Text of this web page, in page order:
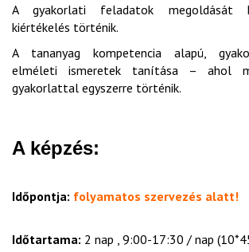
A gyakorlati feladatok megoldását
kiértékelés történik.
A tananyag kompetencia alapú,
elméleti ismeretek tanítása – ahol
gyakorlattal egyszerre történik.
A képzés:
Időpontja: folyamatos szervezés alatt!
Időtartama: 2 nap , 9:00-17:30 / nap